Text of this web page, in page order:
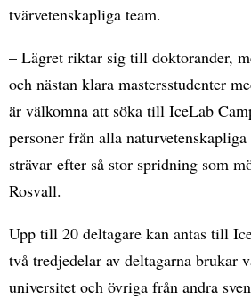
tvärvetenskapliga team.
– Lägret riktar sig till doktorander,
och nästan klara mastersstudenter
är välkomna att söka till IceLab
personer från alla
strävar efter så stor spridning som
Rosvall.
Upp till 20 deltagare kan antas till
två tredjedelar av deltagarna brukar
universitet och övriga från andra